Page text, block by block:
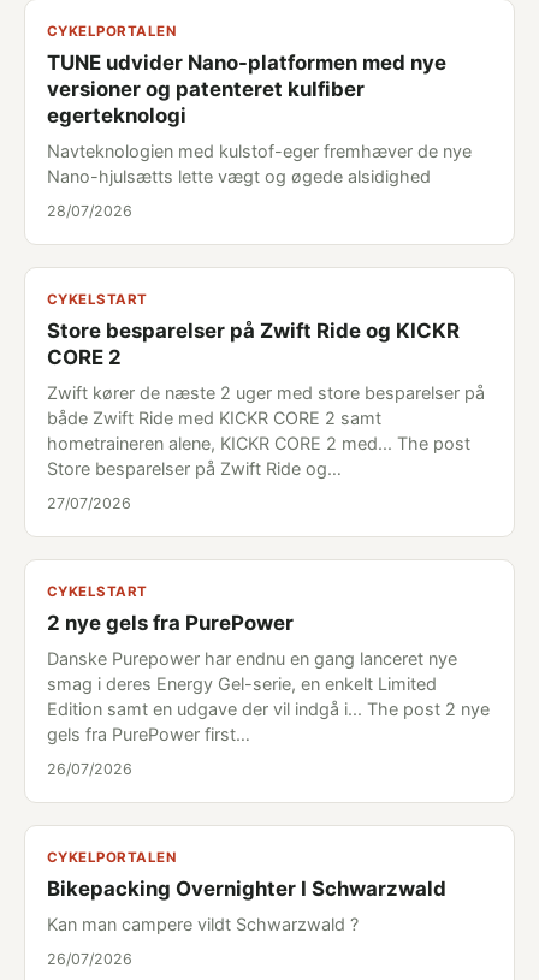
CYKELPORTALEN
TUNE udvider Nano-platformen med nye
versioner og patenteret kulfiber
egerteknologi
Navteknologien med kulstof-eger fremhæver de nye
Nano-hjulsætts lette vægt og øgede alsidighed
28/07/2026
CYKELSTART
Store besparelser på Zwift Ride og KICKR
CORE 2
Zwift kører de næste 2 uger med store besparelser på
både Zwift Ride med KICKR CORE 2 samt
hometraineren alene, KICKR CORE 2 med... The post
Store besparelser på Zwift Ride og…
27/07/2026
CYKELSTART
2 nye gels fra PurePower
Danske Purepower har endnu en gang lanceret nye
smag i deres Energy Gel-serie, en enkelt Limited
Edition samt en udgave der vil indgå i... The post 2 nye
gels fra PurePower first…
26/07/2026
CYKELPORTALEN
Bikepacking Overnighter I Schwarzwald
Kan man campere vildt Schwarzwald ?
26/07/2026